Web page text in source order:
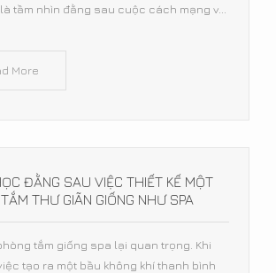
tầm nhìn đằng sau cuộc cách mạng v...
More
ĐẰNG SAU VIỆC THIẾT KẾ MỘT
THƯ GIÃN GIỐNG NHƯ SPA
tắm giống spa lại quan trọng. Khi
tạo ra một bầu không khí thanh bình